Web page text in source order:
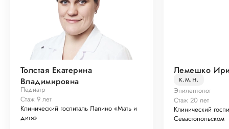
Толстая Екатерина
Владимировна
Педиатр
Стаж 9 лет
Клинический госпиталь Лапино «Мать и
дитя»
Лемешко
к.м.н.
Эпилептолог
Стаж 20 лет
Клинический
Севастопольском